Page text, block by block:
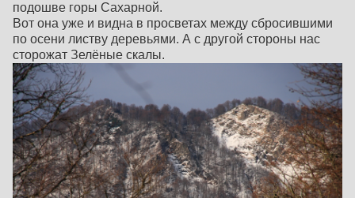
подошве горы Сахарной.
Вот она уже и видна в просветах между сбросившими
по осени листву деревьями. А с другой стороны нас
сторожат Зелёные скалы.